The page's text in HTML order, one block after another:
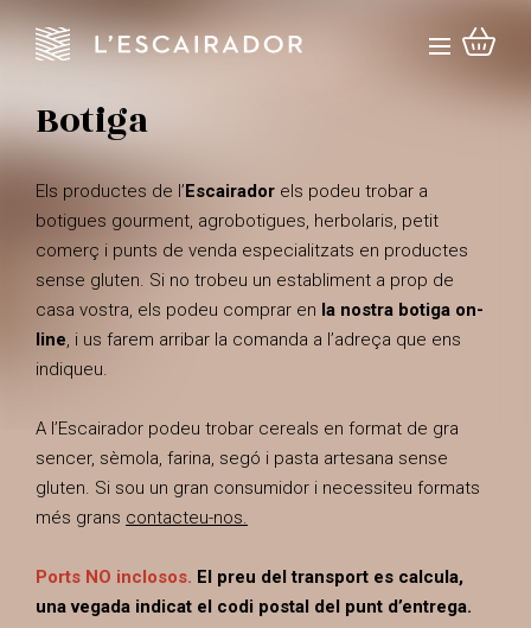
Botiga
Els productes de l’Escairador els podeu trobar a
botigues gourment, agrobotigues, herbolaris, petit
comerç i punts de venda especialitzats en productes
sense gluten. Si no trobeu un establiment a prop de
casa vostra, els podeu comprar en la nostra botiga on-
line, i us farem arribar la comanda a l’adreça que ens
indiqueu.
A l’Escairador podeu trobar cereals en format de gra
sencer, sèmola, farina, segó i pasta artesana sense
gluten. Si sou un gran consumidor i necessiteu formats
més grans contacteu-nos.
Ports NO inclosos. El preu del transport es calcula,
una vegada indicat el codi postal del punt d’entrega.